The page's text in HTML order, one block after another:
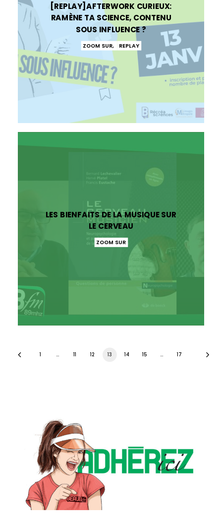
[REPLAY]AFTERWORK CURIEUX:
RAMÈNE TA SCIENCE, CONTENU
SOUS INFLUENCE ?
ZOOM SUR, REPLAY
LES BIENFAITS DE LA MUSIQUE SUR
LE CERVEAU
ZOOM SUR
1 … 11 12 13 14 15 … 17